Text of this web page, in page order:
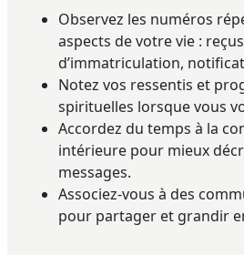
Observez les numéros
aspects de votre vie :
d’immatriculation,
Notez vos ressentis et
spirituelles lorsque vous
Accordez du temps à la
intérieure pour mieux
messages.
Associez-vous à des
pour partager et grandir